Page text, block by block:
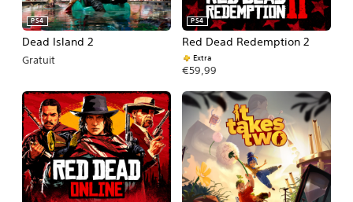
Dead Island 2
PS4
Gratuit
Red Dead Redemption 2
PS4
Extra
€59,99